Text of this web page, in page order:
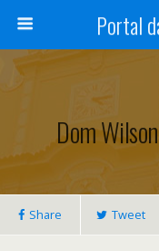
Portal
Dom
Share Tweet